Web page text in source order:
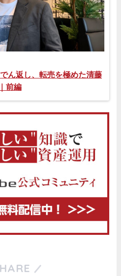
ん返し、転売を極めた清藤
前編